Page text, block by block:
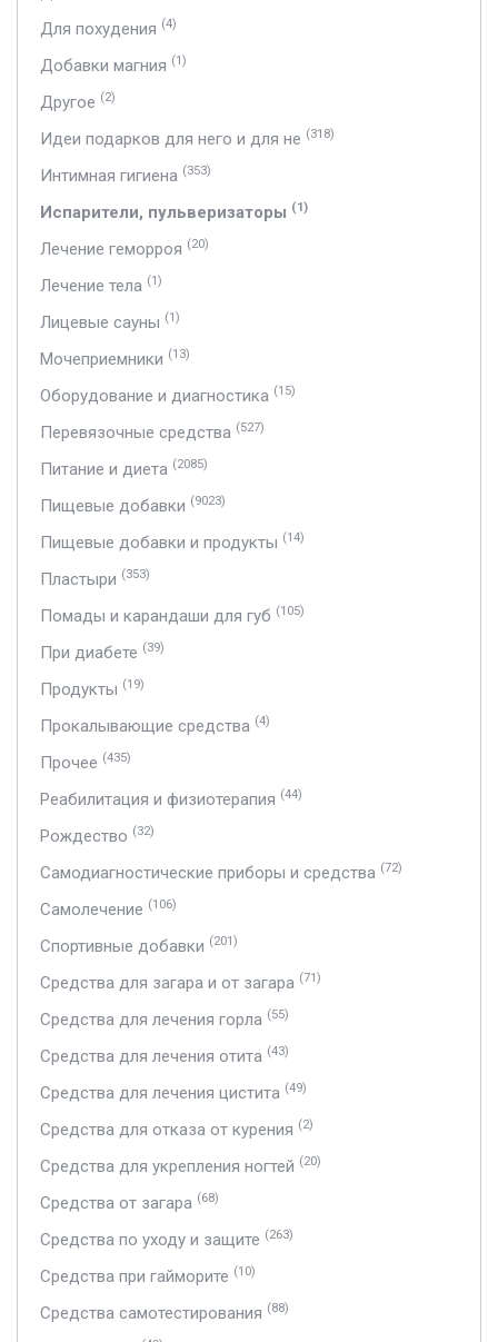
Для похудения (4)
Добавки магния (1)
Другое (2)
Идеи подарков для него и для не (318)
Интимная гигиена (353)
Испарители, пульверизаторы (1)
Лечение геморроя (20)
Лечение тела (1)
Лицевые сауны (1)
Мочеприемники (13)
Оборудование и диагностика (15)
Перевязочные средства (527)
Питание и диета (2085)
Пищевые добавки (9023)
Пищевые добавки и продукты (14)
Пластыри (353)
Помады и карандаши для губ (105)
При диабете (39)
Продукты (19)
Прокалывающие средства (4)
Прочее (435)
Реабилитация и физиотерапия (44)
Рождество (32)
Самодиагностические приборы и средства (72)
Самолечение (106)
Спортивные добавки (201)
Средства для загара и от загара (71)
Средства для лечения горла (55)
Средства для лечения отита (43)
Средства для лечения цистита (49)
Средства для отказа от курения (2)
Средства для укрепления ногтей (20)
Средства от загара (68)
Средства по уходу и защите (263)
Средства при гайморите (10)
Средства самотестирования (88)